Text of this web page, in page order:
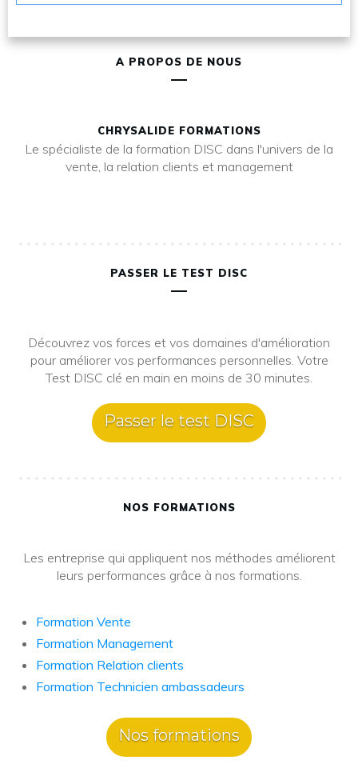
A PROPOS DE NOUS
CHRYSALIDE FORMATIONS
Le spécialiste de la formation DISC dans l'univers de la
vente, la relation clients et management
PASSER LE TEST DISC
Découvrez vos forces et vos domaines d'amélioration
pour améliorer vos performances personnelles. Votre
Test DISC clé en main en moins de 30 minutes.
Passer le test DISC
NOS FORMATIONS
Les entreprise qui appliquent nos méthodes améliorent
leurs performances grâce à nos formations.
Formation Vente
Formation Management
Formation Relation clients
Formation Technicien ambassadeurs
Nos formations